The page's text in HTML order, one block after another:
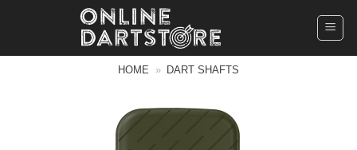
HOME » DART SHAFTS